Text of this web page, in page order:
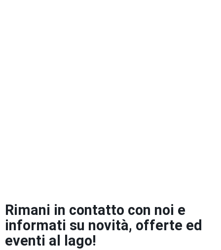
Rimani in contatto con noi e
informati su novità, offerte ed
eventi al lago!